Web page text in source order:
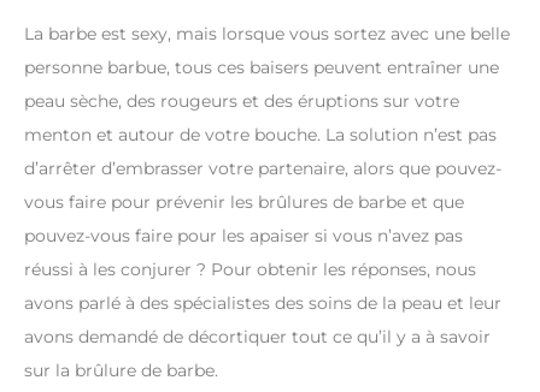
La barbe est sexy, mais lorsque vous sortez avec une belle
personne barbue, tous ces baisers peuvent entraîner une
peau sèche, des rougeurs et des éruptions sur votre
menton et autour de votre bouche. La solution n’est pas
d’arrêter d’embrasser votre partenaire, alors que pouvez-
vous faire pour prévenir les brûlures de barbe et que
pouvez-vous faire pour les apaiser si vous n’avez pas
réussi à les conjurer ? Pour obtenir les réponses, nous
avons parlé à des spécialistes des soins de la peau et leur
avons demandé de décortiquer tout ce qu’il y a à savoir
sur la brûlure de barbe.